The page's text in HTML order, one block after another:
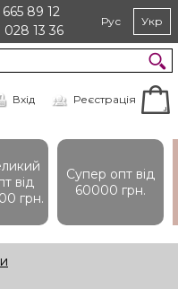
89 12
13 36
Рус Укр
Вхід Реєстрація
вiд
грн.
Супер опт вiд
60000 грн.